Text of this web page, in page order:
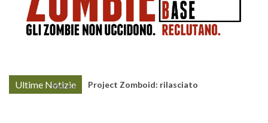
Ultime Notizie
More »
Project Zomboid: rilasciato